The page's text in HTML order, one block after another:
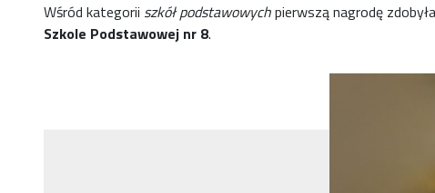
Wśród kategorii szkół podstawowychpierwszą nagrodę zdobyła
Szkole Podstawowej nr 8.